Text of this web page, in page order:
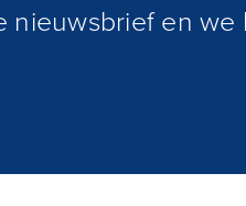
nieuwsbrief en